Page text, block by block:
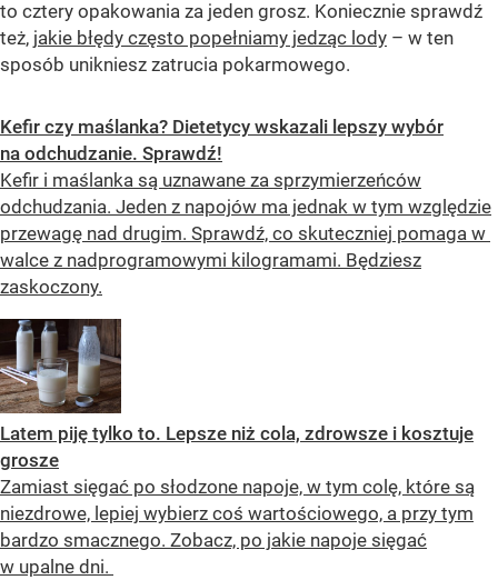
to cztery opakowania za jeden grosz. Koniecznie sprawdź
też, jakie błędy często popełniamy jedząc lody – w ten
sposób unikniesz zatrucia pokarmowego.
Kefir czy maślanka? Dietetycy wskazali lepszy wybór
na odchudzanie. Sprawdź!
Kefir i maślanka są uznawane za sprzymierzeńców
odchudzania. Jeden z napojów ma jednak w tym względzie
przewagę nad drugim. Sprawdź, co skuteczniej pomaga w
walce z nadprogramowymi kilogramami. Będziesz
zaskoczony.
Latem piję tylko to. Lepsze niż cola, zdrowsze i kosztuje
grosze
Zamiast sięgać po słodzone napoje, w tym colę, które są
niezdrowe, lepiej wybierz coś wartościowego, a przy tym
bardzo smacznego. Zobacz, po jakie napoje sięgać
w upalne dni.